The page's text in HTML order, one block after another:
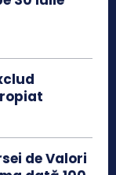
de Valori